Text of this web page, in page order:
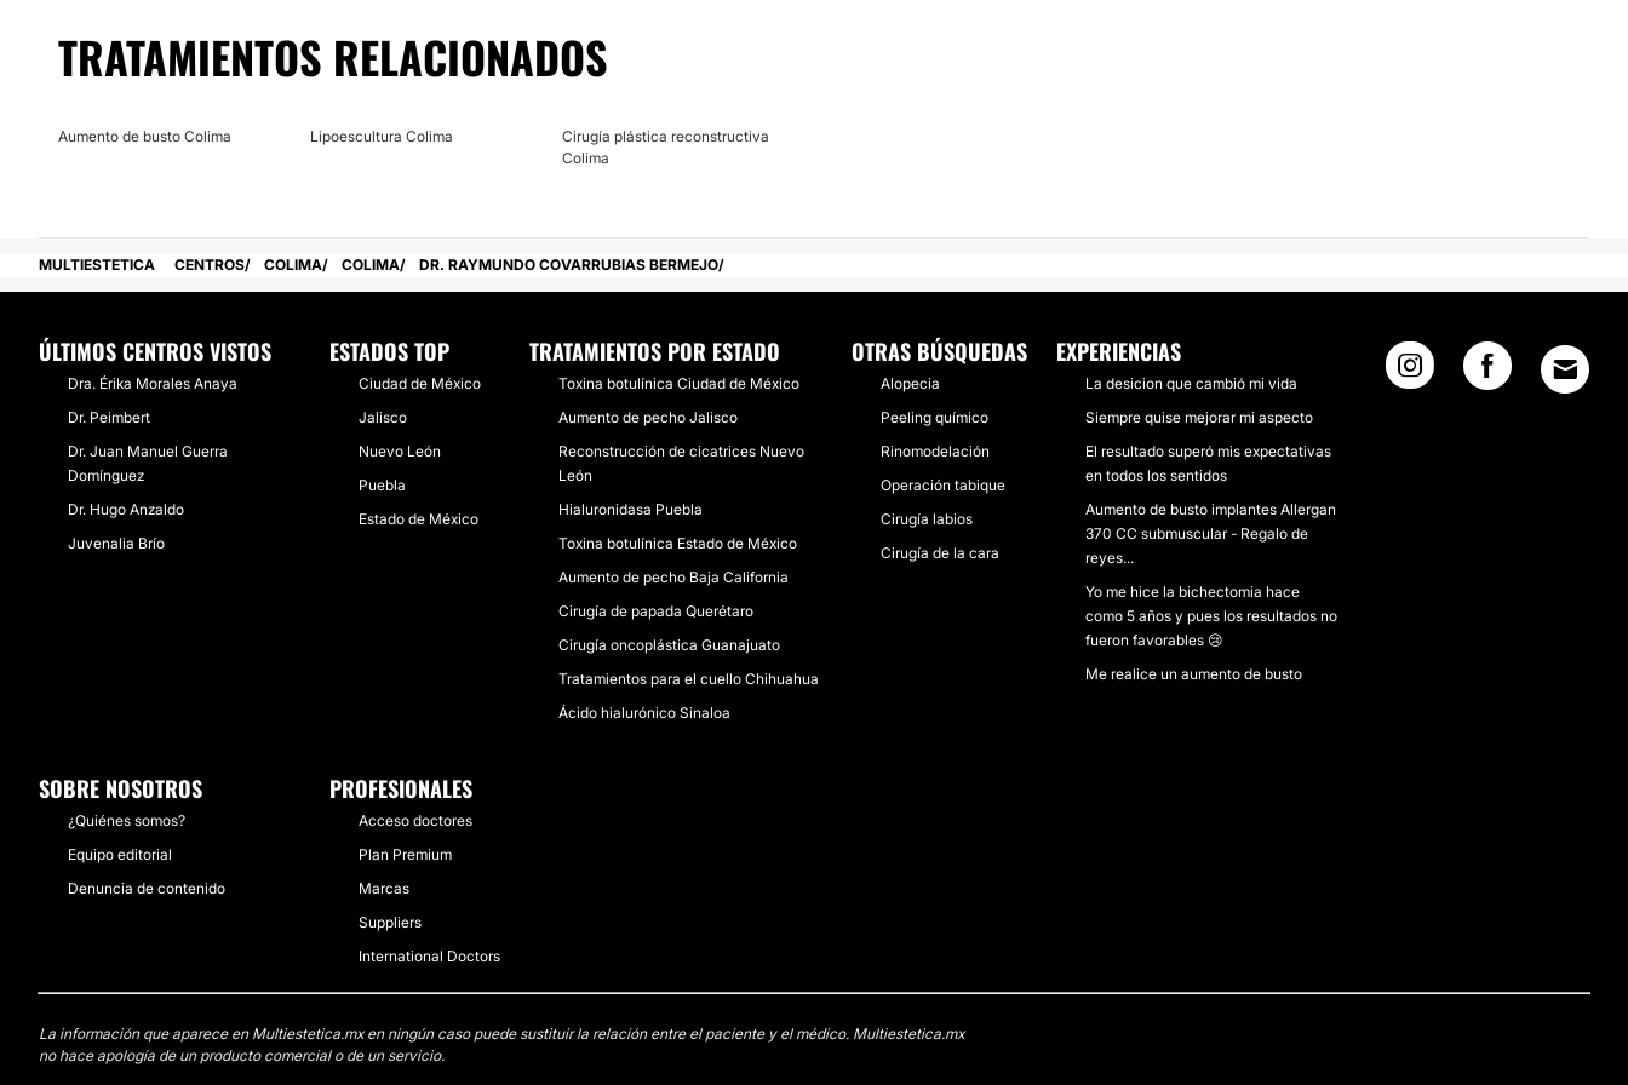
reconstrucción después de sufrir alguna enfermedad, entre otros. El Dr. Raymundo
Posibilidad de videoconsulta:
Financiación o facilidades de pago:
No
TRATAMIENTOS RELACIONADOS
Aumento de busto Colima Lipoescultura Colima
Cirugía plástica reconstructiva
Colima
MULTIESTETICA CENTROS COLIMA COLIMA DR. RAYMUNDO COVARRUBIAS BERMEJO
ÚLTIMOS CENTROS VISTOS
Dra. Érika Morales Anaya
Dr. Peimbert
Dr. Juan Manuel Guerra
Domínguez
Dr. Hugo Anzaldo
Juvenalia Brío
ESTADOS TOP
Ciudad de México
Jalisco
Nuevo León
Puebla
Estado de México
TRATAMIENTOS POR ESTADO
Toxina botulínica Ciudad de México
Aumento de pecho Jalisco
Reconstrucción de cicatrices Nuevo
León
Hialuronidasa Puebla
Toxina botulínica Estado de México
Aumento de pecho Baja California
Cirugía de papada Querétaro
Cirugía oncoplástica Guanajuato
Tratamientos para el cuello Chihuahua
Ácido hialurónico Sinaloa
OTRAS BÚSQUEDAS
Alopecia
Peeling químico
Rinomodelación
Operación tabique
Cirugía labios
Cirugía de la cara
EXPERIENCIAS
La desicion que cambió mi vida
Siempre quise mejorar mi aspecto
El resultado superó mis expectativas
en todos los sentidos
Aumento de busto implantes Allergan
370 CC submuscular - Regalo de
reyes...
Yo me hice la bichectomia hace
como 5 años y pues los resultados no
fueron favorables 😢
Me realice un aumento de busto
SOBRE NOSOTROS
¿Quiénes somos?
Equipo editorial
Denuncia de contenido
PROFESIONALES
Acceso doctores
Plan Premium
Marcas
Suppliers
International Doctors
La información que aparece en Multiestetica.mx en ningún caso puede sustituir la relación entre el paciente y el médico. Multiestetica.mx
no hace apología de un producto comercial o de un servicio.